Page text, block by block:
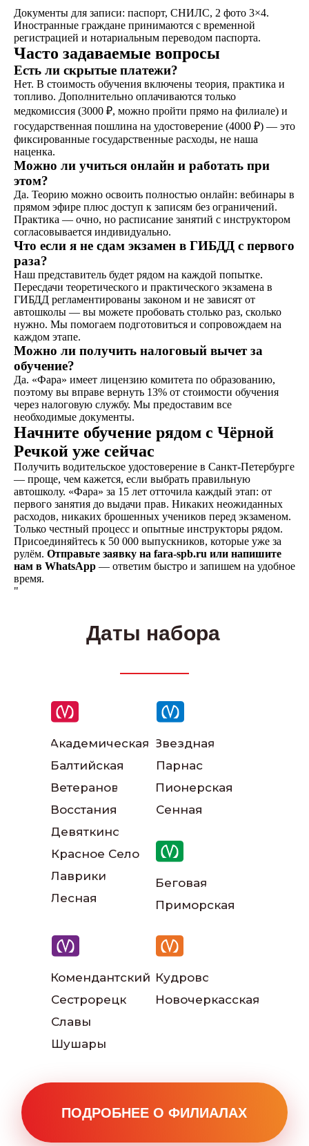
Документы для записи: паспорт, СНИЛС, 2 фото 3×4.
Иностранные граждане принимаются с временной
регистрацией и нотариальным переводом паспорта.
Часто задаваемые вопросы
Есть ли скрытые платежи?
Нет. В стоимость обучения включены теория, практика и
топливо. Дополнительно оплачиваются только
медкомиссия (3000 ₽, можно пройти прямо на филиале) и
государственная пошлина на удостоверение (4000 ₽) — это
фиксированные государственные расходы, не наша
наценка.
Можно ли учиться онлайн и работать при
этом?
Да. Теорию можно освоить полностью онлайн: вебинары в
прямом эфире плюс доступ к записям без ограничений.
Практика — очно, но расписание занятий с инструктором
согласовывается индивидуально.
Что если я не сдам экзамен в ГИБДД с первого
раза?
Наш представитель будет рядом на каждой попытке.
Пересдачи теоретического и практического экзамена в
ГИБДД регламентированы законом и не зависят от
автошколы — вы можете пробовать столько раз, сколько
нужно. Мы помогаем подготовиться и сопровождаем на
каждом этапе.
Можно ли получить налоговый вычет за
обучение?
Да. «Фара» имеет лицензию комитета по образованию,
поэтому вы вправе вернуть 13% от стоимости обучения
через налоговую службу. Мы предоставим все
необходимые документы.
Начните обучение рядом с Чёрной
Речкой уже сейчас
Получить водительское удостоверение в Санкт-Петербурге
— проще, чем кажется, если выбрать правильную
автошколу. «Фара» за 15 лет отточила каждый этап: от
первого занятия до выдачи прав. Никаких неожиданных
расходов, никаких брошенных учеников перед экзаменом.
Только честный процесс и опытные инструкторы рядом.
Присоединяйтесь к 50 000 выпускников, которые уже за
рулём. Отправьте заявку на fara-spb.ru или напишите
нам в WhatsApp — ответим быстро и запишем на удобное
время.
"
Даты набора
Академическая
Балтийская
Ветеранов
Восстания
Девяткино
Лаврики
Лесная
Звездная
Пионерская
Парнас
Сенная
Беговая
Приморская
Славы
Сестрорецк
Шушары
Кудрово
Новочеркасская
Комендантский
Красное Село
наших представителей,
сдаете экзамены в ГАИ
и получаете
водительское
удостоверение
ОСТАВИТЬ ЗАЯВКУ
не любишь звонки?
Просто напиши!
Написать в ВКонтакте
Написать в телеграм
Наш автопарк
Читать больше отзывов: